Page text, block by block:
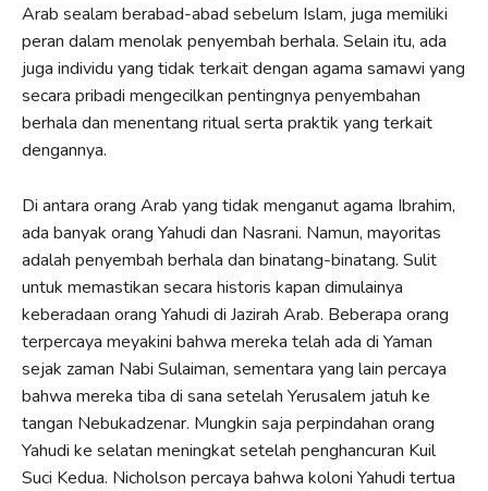
Arab sealam berabad-abad sebelum Islam, juga memiliki
peran dalam menolak penyembah berhala. Selain itu, ada
juga individu yang tidak terkait dengan agama samawi yang
secara pribadi mengecilkan pentingnya penyembahan
berhala dan menentang ritual serta praktik yang terkait
dengannya.
Di antara orang Arab yang tidak menganut agama Ibrahim,
ada banyak orang Yahudi dan Nasrani. Namun, mayoritas
adalah penyembah berhala dan binatang-binatang. Sulit
untuk memastikan secara historis kapan dimulainya
keberadaan orang Yahudi di Jazirah Arab. Beberapa orang
terpercaya meyakini bahwa mereka telah ada di Yaman
sejak zaman Nabi Sulaiman, sementara yang lain percaya
bahwa mereka tiba di sana setelah Yerusalem jatuh ke
tangan Nebukadzenar. Mungkin saja perpindahan orang
Yahudi ke selatan meningkat setelah penghancuran Kuil
Suci Kedua. Nicholson percaya bahwa koloni Yahudi tertua